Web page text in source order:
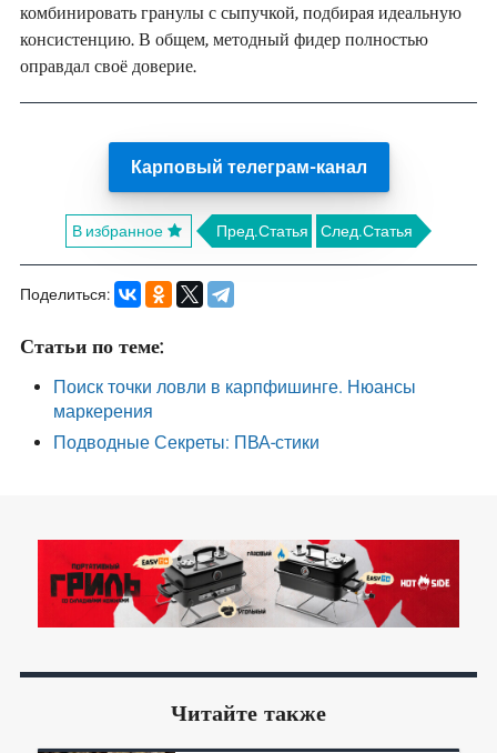
комбинировать гранулы с сыпучкой, подбирая идеальную
консистенцию. В общем, методный фидер полностью
оправдал своё доверие.
Карповый телеграм-канал
В избранное Пред.Статья След.Статья
Поделиться:
Статьи по теме:
Поиск точки ловли в карпфишинге. Нюансы
маркерения
Подводные Секреты: ПВА-стики
Читайте также